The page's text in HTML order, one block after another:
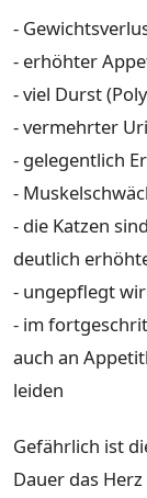
⁃
⁃ erhöhter
⁃ viel Durst
⁃ vermehrter
⁃ gelegentlich
⁃
⁃ die Katzen
deutlich
⁃ ungepflegt
⁃ im
auch an
leiden
Gefährlich ist
Dauer das